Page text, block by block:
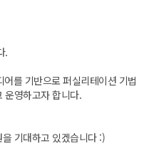
.
를 기반으로 퍼실리테이션 기법
운영하고자 합니다.
기대하고 있겠습니다 :)